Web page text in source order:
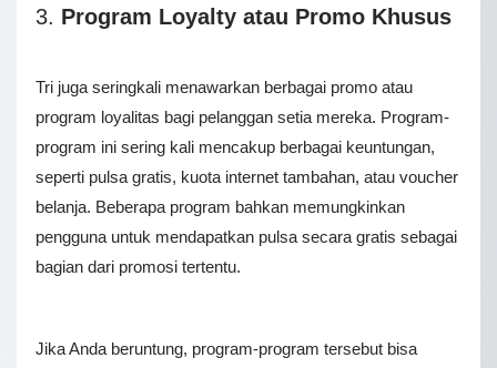
3. Program Loyalty atau Promo Khusus
Tri juga seringkali menawarkan berbagai promo atau
program loyalitas bagi pelanggan setia mereka. Program-
program ini sering kali mencakup berbagai keuntungan,
seperti pulsa gratis, kuota internet tambahan, atau voucher
belanja. Beberapa program bahkan memungkinkan
pengguna untuk mendapatkan pulsa secara gratis sebagai
bagian dari promosi tertentu.
Jika Anda beruntung, program-program tersebut bisa